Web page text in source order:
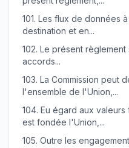
101. Les flux de données
destination et en...
102. Le présent
accords...
103. La Commission peut
l'ensemble de l'Union,...
104. Eu égard aux valeurs
est fondée l'Union,...
105. Outre les